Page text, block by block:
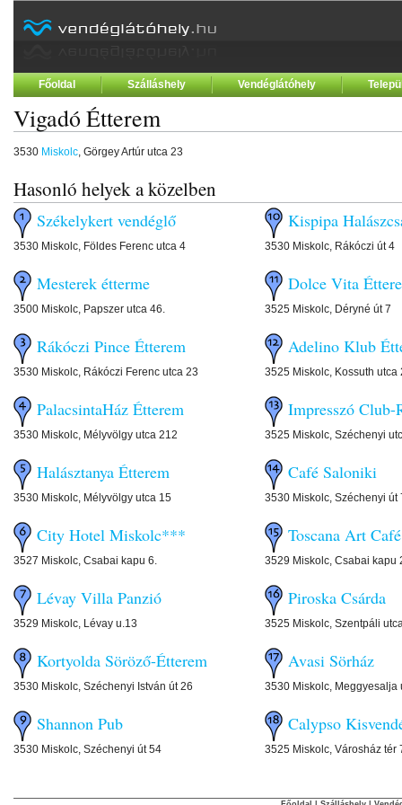
Főoldal Szálláshely Vendéglátóhely
Vigadó Étterem
3530 Miskolc, Görgey Artúr utca 23
Hasonló helyek a közelben
Székelykert vendéglő
3530 Miskolc, Földes Ferenc utca 4
Mesterek étterme
3500 Miskolc, Papszer utca 46.
Rákóczi Pince Étterem
3530 Miskolc, Rákóczi Ferenc utca 23
PalacsintaHáz Étterem
3530 Miskolc, Mélyvölgy utca 212
Halásztanya Étterem
3530 Miskolc, Mélyvölgy utca 15
City Hotel Miskolc***
3527 Miskolc, Csabai kapu 6.
Lévay Villa Panzió
3529 Miskolc, Lévay u.13
Kortyolda Söröző-Étterem
3530 Miskolc, Széchenyi István út 26
Shannon Pub
3530 Miskolc, Széchenyi út 54
Kispipa
3530 Miskolc, Rákóczi út 4
Dolce Vita
3525 Miskolc, Déryné út 7
Adelino Klub
3525 Miskolc, Kossuth utca
Impresszó Club-
3525 Miskolc, Széchenyi
Café Saloniki
3530 Miskolc, Széchenyi út
Toscana Art Café
3529 Miskolc, Csabai kapu
Piroska Csárda
3525 Miskolc, Szentpáli
Avasi Sörház
3530 Miskolc, Meggyesalja
Calypso
3525 Miskolc, Városház tér